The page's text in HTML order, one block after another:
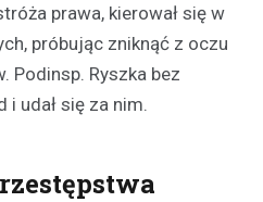
prawa, kierował się w
próbując zniknąć z oczu
Podinsp. Ryszka bez
i udał się za nim.